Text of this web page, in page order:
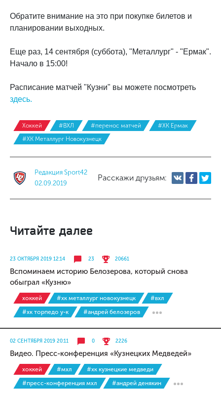
Обратите внимание на это при покупке билетов и
планировании выходных.
Еще раз, 14 сентября (суббота), "Металлург" - "Ермак".
Начало в 15:00!
Расписание матчей "Кузни" вы можете посмотреть
здесь.
Хоккей #ВХЛ #перенос матчей
#ХК Ермак
#ХК Металлург Новокузнецк
Редакция Sport42
02.09.2019
Расскажи друзьям:
Читайте далее
23 ОКТЯБРЯ 2019 12:14 23 20661
Вспоминаем историю Белозерова, который снова
обыграл «Кузню»
хоккей #хк металлург новокузнецк
#вхл
#хк торпедо у-к
#андрей белозеров
02 СЕНТЯБРЯ 2019 20:11 0 2226
Видео. Пресс-конференция «Кузнецких Медведей»
хоккей #мхл
#хк кузнецкие медведи
#пресс-конференция мхл
#андрей денякин